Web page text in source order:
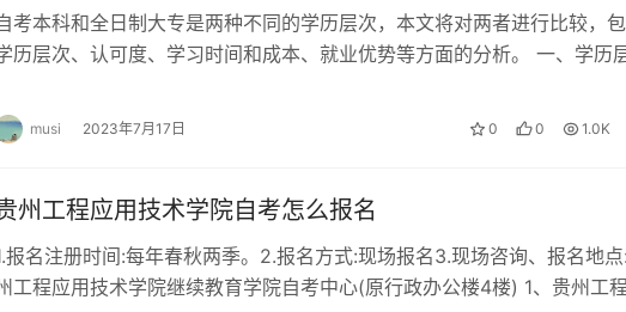
则将影响报名成功。建议考生提前准备好银行卡等缴费工具，以确保及
熟悉并掌握报名系统的操作。在报名过程中，确保网络连接稳定，避免
考本科和全日制大专是两种不同的学历层次，本文将对两者进行比较，
历层次、认可度、学习时间和成本、就业优势等方面的分析。 一、学历
musi 2023年7月17日 0 0 1.0K
州工程应用技术学院自考怎么报名
报名注册时间:每年春秋两季。2.报名方式:现场报名3.现场咨询、报名地
工程应用技术学院继续教育学院自考中心(原行政办公楼4楼) 1、贵州工